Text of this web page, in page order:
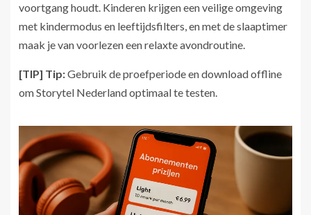
voortgang houdt. Kinderen krijgen een veilige omgeving
met kindermodus en leeftijdsfilters, en met de slaaptimer
maak je van voorlezen een relaxte avondroutine.
[TIP] Tip:Gebruik de proefperiode en download offline
om Storytel Nederland optimaal te testen.